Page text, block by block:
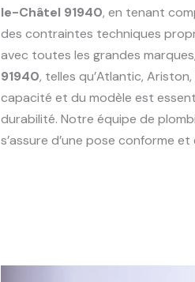
le-Châtel 91940, en tenant
des contraintes techniques
avec toutes les grandes
91940, telles qu’Atlantic,
capacité et du modèle est
durabilité. Notre équipe de
s’assure d’une pose conforme